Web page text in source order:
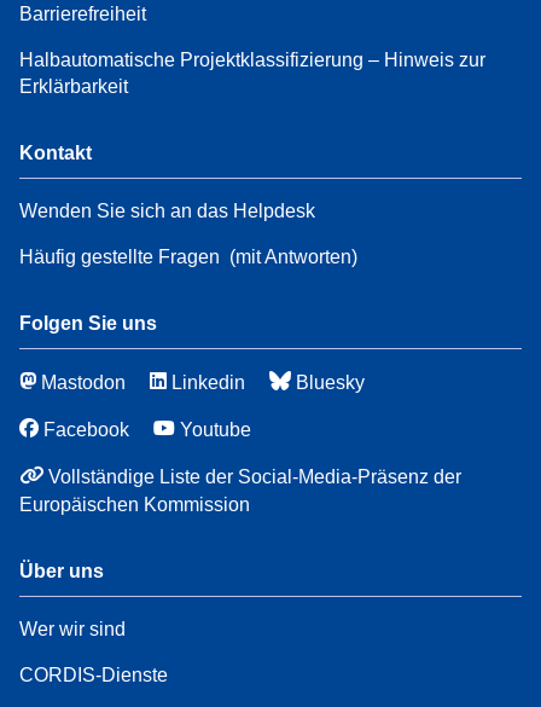
Barrierefreiheit
Halbautomatische Projektklassifizierung – Hinweis zur
Erklärbarkeit
Kontakt
Wenden Sie sich an das Helpdesk
Häufig gestellte Fragen (mit Antworten)
Folgen Sie uns
Mastodon Linkedin Bluesky
Facebook Youtube
Vollständige Liste der Social-Media-Präsenz der
Europäischen Kommission
Über uns
Wer wir sind
CORDIS-Dienste